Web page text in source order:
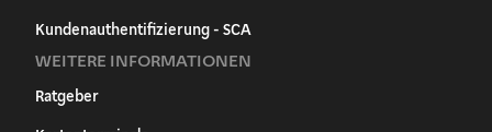
Kundenauthentifizierung - SCA
WEITERE INFORMATIONEN
Ratgeber